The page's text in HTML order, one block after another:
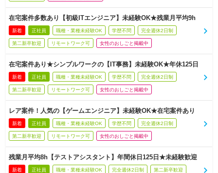
在宅案件多数あり【初級ITエンジニア】未経験OK★残業月平均9h
新着 正社員 職種・業種未経験OK 学歴不問 完全週休2日制
第二新卒歓迎 リモートワーク可 女性のおしごと掲載中
在宅案件あり★シンプルワークの【IT事務】未経験OK★年休125日
新着 正社員 職種・業種未経験OK 学歴不問 完全週休2日制
第二新卒歓迎 リモートワーク可 女性のおしごと掲載中
レア案件！人気の【ゲームエンジニア】未経験OK★在宅案件あり
新着 正社員 職種・業種未経験OK 学歴不問 完全週休2日制
第二新卒歓迎 リモートワーク可 女性のおしごと掲載中
残業月平均8h【テストアシスタント】年間休日125日★未経験歓迎
新着 正社員 職種・業種未経験OK 完全週休2日制 第二新卒歓迎